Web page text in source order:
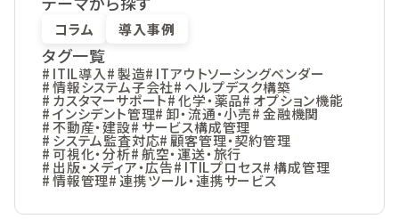
コラム 導入事例
タグ一覧
ITIL導入 製造 ITアウトソーシングベンダー
情報システム子会社 ヘルプデスク構築
カスタマーサポート 化学・薬品 オプション機能
インシデント管理 卸・流通・小売 金融機関
不動産・建設 サービス構成管理
システム監査対応 顧客管理・契約管理
可視化・分析 航空・運送・旅行
出版・メディア・広告 ITILプロセス 構成管理
情報管理 連携ツール・連携サービス